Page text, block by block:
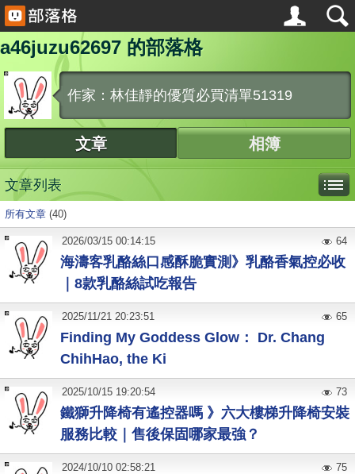
a46juzu62697 的部落格
作家：林佳靜的優質必買清單51319
文章 相簿
文章列表
所有文章 (40)
海濤客乳酪絲口感酥脆實測》乳酪香氣控必收
｜8款乳酪絲試吃報告
2026/03/15 00:14:15 64
Finding My Goddess Glow： Dr. Chang
ChihHao, the Ki
2025/11/21 20:23:51 65
鐵獅升降椅有遙控器嗎 》六大樓梯升降椅安裝
服務比較｜售後保固哪家最強？
2025/10/15 19:20:54 73
2024/10/10 02:58:21 75